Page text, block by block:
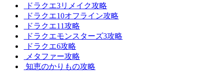
ドラクエ3リメイク攻略
ドラクエ10オフライン攻略
ドラクエ11攻略
ドラクエモンスターズ3攻略
ドラクエ6攻略
メタファー攻略
知恵のかりもの攻略